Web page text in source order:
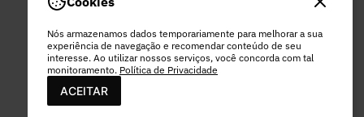
Nós armazenamos dados temporariamente para melhorar a sua
experiência de navegação e recomendar conteúdo de seu
interesse. Ao utilizar nossos serviços, você concorda com tal
monitoramento. Política de Privacidade
ACEITAR
DAS 8HS ÀS 17HS